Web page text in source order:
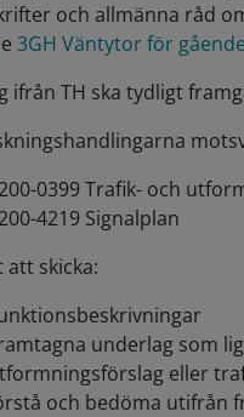
och allmänna råd
3GH Väntytor för
ifrån TH ska tydligt
0399 Trafik- och
4219 Signalplan
att skicka:
underlag som
eller
och bedöma utifrån